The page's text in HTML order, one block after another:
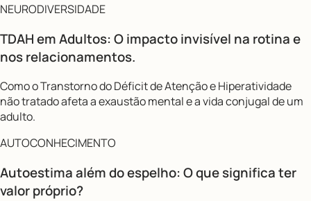
NEURODIVERSIDADE
TDAH em Adultos: O impacto invisível na rotina e
nos relacionamentos.
Como o Transtorno do Déficit de Atenção e Hiperatividade
não tratado afeta a exaustão mental e a vida conjugal de um
adulto.
AUTOCONHECIMENTO
Autoestima além do espelho: O que significa ter
valor próprio?